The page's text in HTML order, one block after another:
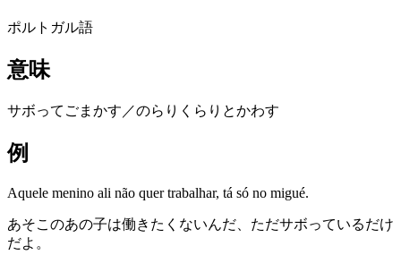
ポルトガル語
意味
サボってごまかす／のらりくらりとかわす
例
Aquele menino ali não quer trabalhar, tá só no migué.
あそこのあの子は働きたくないんだ、ただサボっているだけ
だよ。